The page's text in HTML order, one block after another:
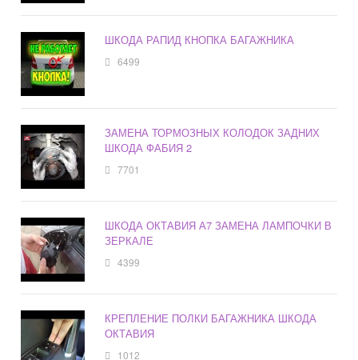
ШКОДА РАПИД КНОПКА БАГАЖНИКА
6499
ЗАМЕНА ТОРМОЗНЫХ КОЛОДОК ЗАДНИХ
ШКОДА ФАБИЯ 2
7701
ШКОДА ОКТАВИЯ А7 ЗАМЕНА ЛАМПОЧКИ В
ЗЕРКАЛЕ
4399
КРЕПЛЕНИЕ ПОЛКИ БАГАЖНИКА ШКОДА
ОКТАВИЯ
1012